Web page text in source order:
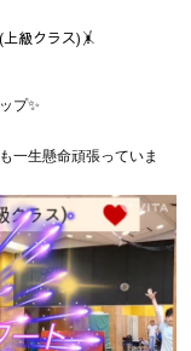
級クラス)🤸
プ✨
一生懸命頑張っていま